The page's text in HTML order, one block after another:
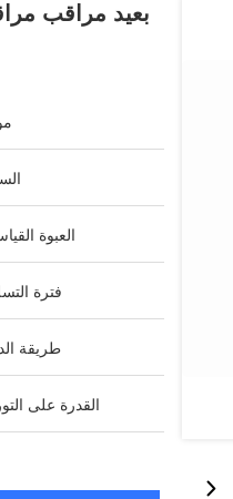
بعيد مراقب
العبوة
فترة
طريقة
القدرة على